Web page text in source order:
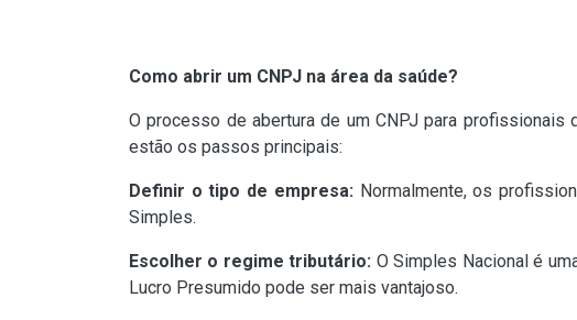
Como abrir um CNPJ na área da saúde?
O processo de abertura de um CNPJ para
estão os passos principais:
Definir o tipo de empresa: Normalmente, os
Simples.
Escolher o regime tributário: O Simples Nacional é
Lucro Presumido pode ser mais vantajoso.